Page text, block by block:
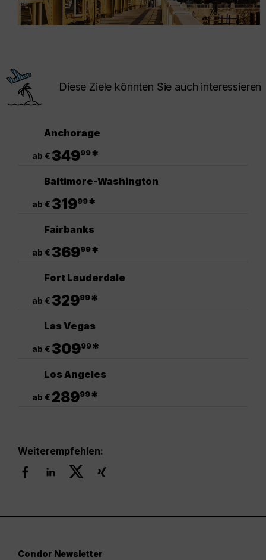
Diese Ziele könnten Sie auch interessieren
Anchorage
ab € 34999*
Baltimore-Washington
ab € 31999*
Fairbanks
ab € 36999*
Fort Lauderdale
ab € 32999*
Las Vegas
ab € 30999*
Los Angeles
ab € 28999*
Weiterempfehlen:
Condor Newsletter